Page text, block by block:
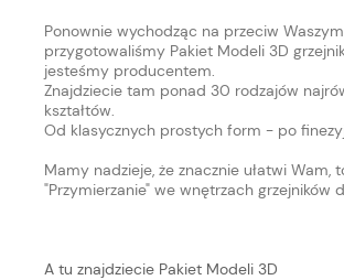
Ponownie wychodząc na przeciw
przygotowaliśmy Pakiet Modeli 3D
jesteśmy producentem.
Znajdziecie tam ponad 30 rodzajów
kształtów.
Od klasycznych prostych form - po
Mamy nadzieje, że znacznie ułatwi Wam,
"Przymierzanie" we wnętrzach grzejników
A tu znajdziecie Pakiet Modeli 3D